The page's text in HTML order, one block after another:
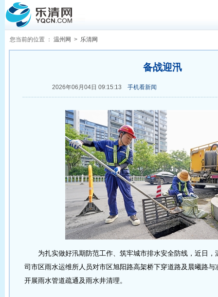
您当前的位置 ： 温州网 > 乐清网
备战迎汛
2026年06月04日 09:15:13 手机看新闻
为扎实做好汛期防范工作、筑牢城市排水安全防线，近日，
司市区雨水运维所人员对市区旭阳路高架桥下穿道路及晨曦路
开展雨水管道疏通及雨水井清理。